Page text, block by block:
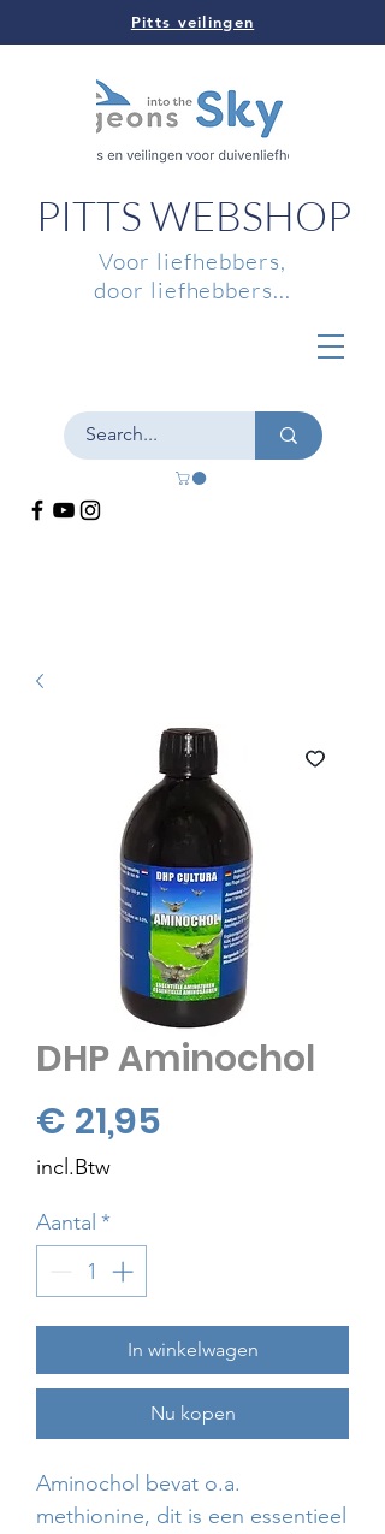
Pitts veilingen
PITTS WEBSHOP
Voor liefhebbers,
door liefhebbers...
DHP Aminochol
€ 21,95
incl.Btw
Aantal *
In winkelwagen
Nu kopen
Aminochol bevat o.a.
methionine, dit is een essentieel